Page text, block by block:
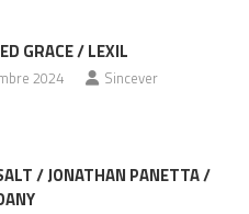
GRACE / LEXIL
2024 Sincever
/ JONATHAN PANETTA /